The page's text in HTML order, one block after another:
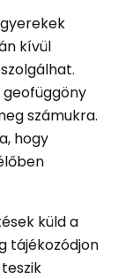
kívül
számukra.
hogy
küld a
tájékozódjon